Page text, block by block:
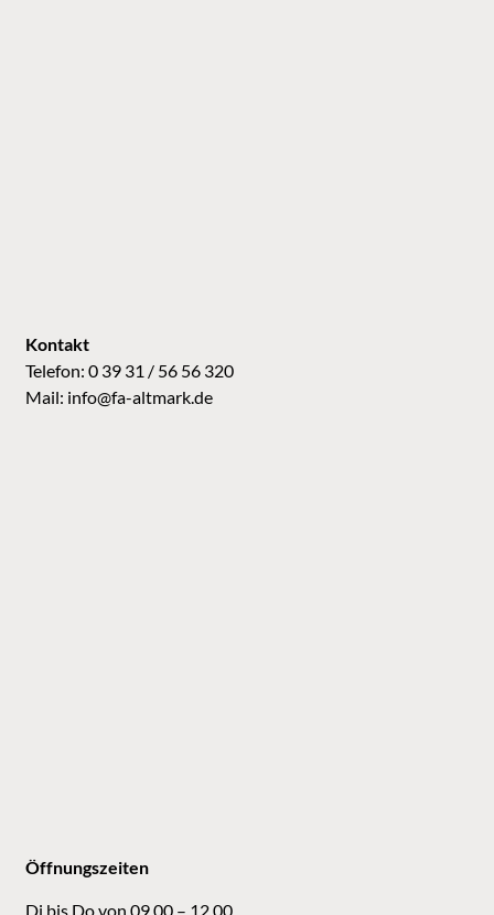
Öffnungszeiten
Di bis Do von 09.00 – 12.00
Kontakt
Telefon: 0 39 31 / 56 56 320
Mail: info@fa-altmark.de